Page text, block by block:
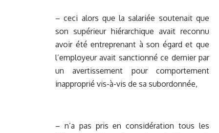
– ceci alors que la salariée soutenait que
son supérieur hiérarchique avait reconnu
avoir été entreprenant à son égard et que
l’employeur avait sanctionné ce dernier par
un avertissement pour comportement
inapproprié vis-à-vis de sa subordonnée,
– n’a pas pris en considération tous les